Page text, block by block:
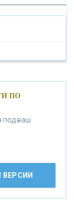
ПО
под ваш